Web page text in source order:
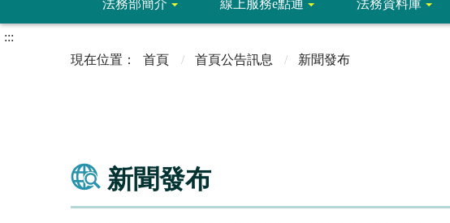
法務部簡介 線上服務e點通 法務資料庫
:::
首頁
首頁公告訊息 新聞發布
新聞發布